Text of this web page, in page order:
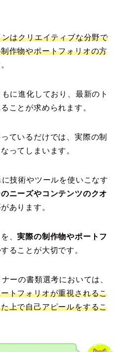
はクリエイティブな分野で
作物やポートフォリオの方
に進化しており、最新のト
ことが求められます。
ているだけでは、実際の制
ってしまいます。
技術やツールを使いこなす
ニーズやコンテンツのクオ
があります。
、実際の制作物やポートフ
することが大切です。
ーの書類選考においては、
トフォリオが重視されるこ
上で自己アピールをするこ